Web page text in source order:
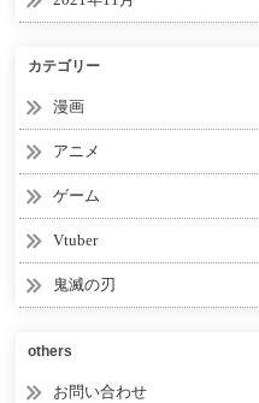
カテゴリー
漫画
アニメ
ゲーム
Vtuber
鬼滅の刃
others
お問い合わせ